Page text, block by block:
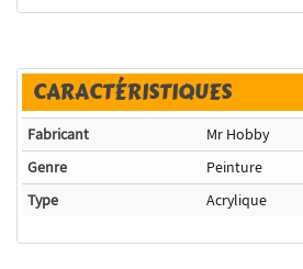
CARACTÉRISTIQUES
Fabricant
Mr Hobby
Genre
Peinture
Type
Acrylique